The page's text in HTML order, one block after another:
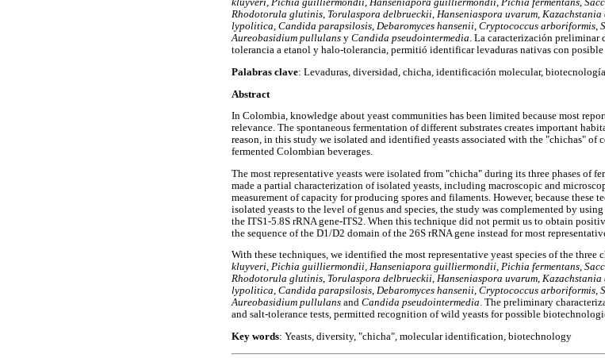
kluyveri, Pichia guilliermondii, Hanseniapora guilliermondii, Pichia fermentans,
Rhodotorula glutinis, Torulaspora delbrueckii, Hanseniaspora uvarum, Kazachstania
lypolitica, Candida parapsilosis, Debaromyces hansenii, Cryptococcus arboriformis,
Aureobasidium pullulans y Candida pseudointermedia. La caracterización preliminar
tolerancia a etanol y halo-tolerancia, permitió identificar levaduras nativas con
Palabras clave: Levaduras, diversidad, chicha, identificación molecular, biotecnología
Abstract
In Colombia, knowledge about yeast communities has been limited because most
relevance. The spontaneous fermentation of different substrates creates important
reason, in this study we isolated and identified yeasts associated with the "chichas" of
fermented Colombian beverages.
The most representative yeasts were isolated from "chicha" during its three phases
made a partial characterization of isolated yeasts, including macroscopic and
measurement of capacity for producing spores and filaments. However, because
isolated yeasts to the level of genus and species, the study was complemented by
the ITS1-5.8S rRNA gene-ITS2. When this technique did not permit us to obtain
the sequence of the D1/D2 domain of the 26S rRNA gene instead for most
With these techniques, we identified the most representative yeast species of the three
kluyveri, Pichia guilliermondii, Hanseniapora guilliermondii, Pichia fermentans,
Rhodotorula glutinis, Torulaspora delbrueckii, Hanseniaspora uvarum, Kazachstania
lypolitica, Candida parapsilosis, Debaromyces hansenii, Cryptococcus arboriformis,
Aureobasidium pullulans and Candida pseudointermedia. The preliminary
and salt-tolerance tests, permitted recognition of wild yeasts for possible
Key words: Yeasts, diversity, "chicha", molecular identification, biotechnology